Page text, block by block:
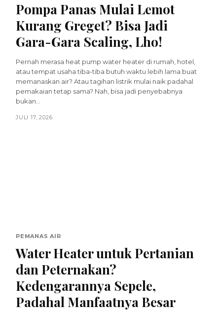
Pompa Panas Mulai Lemot
Kurang Greget? Bisa Jadi
Gara-Gara Scaling, Lho!
Pernah merasa heat pump water heater di rumah, hotel,
atau tempat usaha tiba-tiba butuh waktu lebih lama buat
memanaskan air? Atau tagihan listrik mulai naik padahal
pemakaian tetap sama? Nah, bisa jadi penyebabnya
bukan...
JULI 17, 2026
PEMANAS AIR
Water Heater untuk Pertanian
dan Peternakan?
Kedengarannya Sepele,
Padahal Manfaatnya Besar